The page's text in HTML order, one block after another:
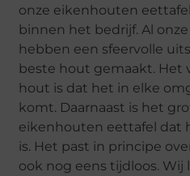
onze eikenhouten
binnen het bedrijf. Al
hebben een sfeervolle
beste hout gemaakt. Het
hout is dat het in elke
komt. Daarnaast is het
eikenhouten eettafel dat
is. Het past in principe
ook nog eens tijdloos. Wij